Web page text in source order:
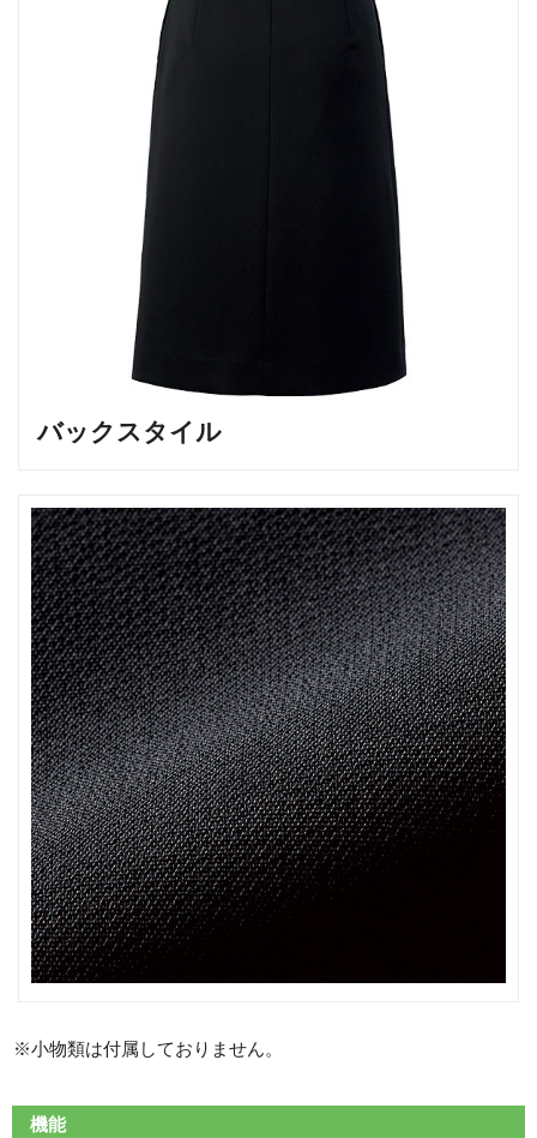
バックスタイル
※小物類は付属しておりません。
機能